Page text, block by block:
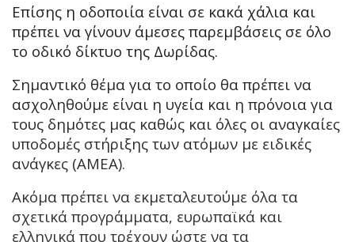
Επίσης η οδοποιία είναι σε κακά χάλια και
πρέπει να γίνουν άμεσες παρεμβάσεις σε όλο
το οδικό δίκτυο της Δωρίδας.
Σημαντικό θέμα για το οποίο θα πρέπει να
ασχοληθούμε είναι η υγεία και η πρόνοια για
τους δημότες μας καθώς και όλες οι αναγκαίες
υποδομές στήριξης των ατόμων με ειδικές
ανάγκες (ΑΜΕΑ).
Ακόμα πρέπει να εκμεταλευτούμε όλα τα
σχετικά προγράμματα, ευρωπαϊκά και
ελληνικά που τρέχουν ώστε να τα